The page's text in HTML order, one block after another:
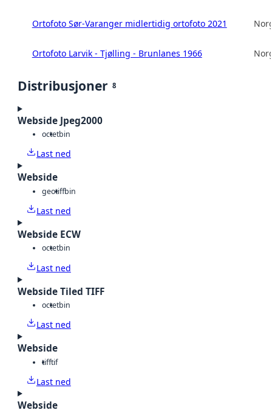
Ortofoto Sør-Varanger midlertidig ortofoto 2021
Ortofoto Larvik - Tjølling - Brunlanes 1966
Distribusjoner 8
Webside Jpeg2000
octetbin
Last ned
Webside
geotiffbin
Last ned
Webside ECW
octetbin
Last ned
Webside Tiled TIFF
octetbin
Last ned
Webside
tifftif
Last ned
Webside